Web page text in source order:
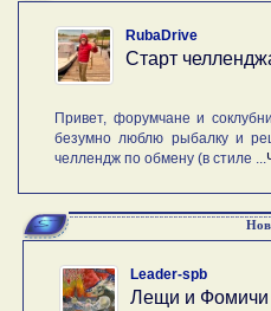
RubaDrive
Старт
Привет, форумчане и
безумно люблю рыбалку и
челлендж по обмену (в стиле ...
Leader-spb
Лещи и Фомичи